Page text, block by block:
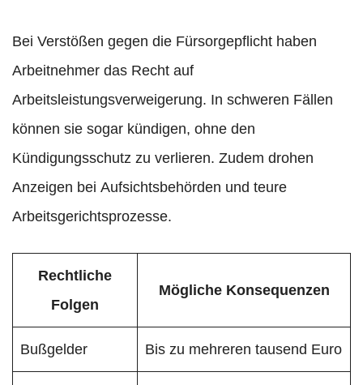
Bei Verstößen gegen die Fürsorgepflicht haben
Arbeitnehmer das Recht auf
Arbeitsleistungsverweigerung. In schweren Fällen
können sie sogar kündigen, ohne den
Kündigungsschutz zu verlieren. Zudem drohen
Anzeigen bei Aufsichtsbehörden und teure
Arbeitsgerichtsprozesse.
Rechtliche
Folgen
Mögliche Konsequenzen
Bußgelder Bis zu mehreren tausend Euro